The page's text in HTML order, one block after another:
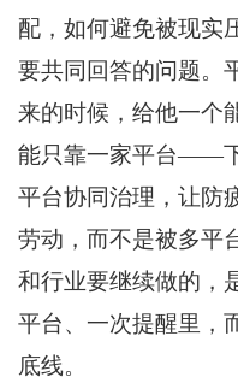
配，如何避免被现实
要共同回答的问题。
来的时候，给他一个
能只靠一家平台——
平台协同治理，让防
劳动，而不是被多平
和行业要继续做的，
平台、一次提醒里，
底线。